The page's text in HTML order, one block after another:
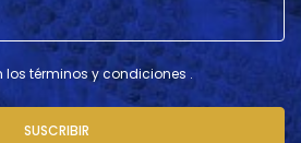
los términos y condiciones .
SUSCRIBIR